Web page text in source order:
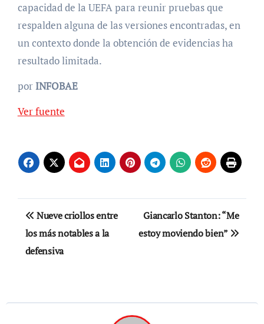
capacidad de la UEFA para reunir pruebas que
respalden alguna de las versiones encontradas, en
un contexto donde la obtención de evidencias ha
resultado limitada.
porINFOBAE
Ver fuente
Navegación
de
entradas
Nueve criollos entre
los más notables a la
defensiva
Giancarlo Stanton: “Me
estoy moviendo bien”